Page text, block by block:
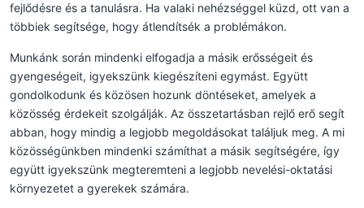
fejlődésre és a tanulásra. Ha valaki nehézséggel küzd, ott van a
többiek segítsége, hogy átlendítsék a problémákon.
Munkánk során mindenki elfogadja a másik erősségeit és
gyengeségeit, igyekszünk kiegészíteni egymást. Együtt
gondolkodunk és közösen hozunk döntéseket, amelyek a
közösség érdekeit szolgálják. Az összetartásban rejlő erő segít
abban, hogy mindig a legjobb megoldásokat találjuk meg. A mi
közösségünkben mindenki számíthat a másik segítségére, így
együtt igyekszünk megteremteni a legjobb nevelési-oktatási
környezetet a gyerekek számára.